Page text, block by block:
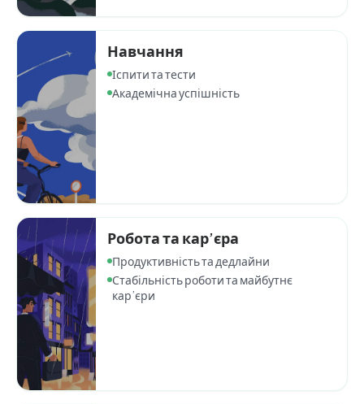
Навчання
Іспити та тести
Академічна успішність
Робота та кар’єра
Продуктивність та дедлайни
Стабільність роботи та майбутнє
кар’єри